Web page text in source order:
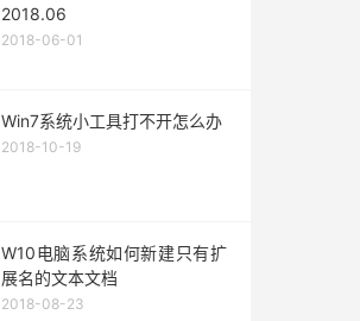
2018.06
2018-06-01
Win7系统小工具打不开怎么办
2018-10-19
W10电脑系统如何新建只有扩
展名的文本文档
2018-08-23